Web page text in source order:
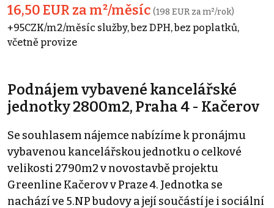
16,50 EUR za m²/měsíc (198 EUR za m²/rok)
+95CZK/m2/měsíc služby, bez DPH, bez poplatků,
včetně provize
Podnájem vybavené kancelářské
jednotky 2800m2, Praha 4 - Kačerov
Se souhlasem nájemce nabízíme k pronájmu
vybavenou kancelářskou jednotku o celkové
velikosti 2790m2 v novostavbě projektu
Greenline Kačerov v Praze 4. Jednotka se
nachází ve 5.NP budovy a její součástí je i sociální